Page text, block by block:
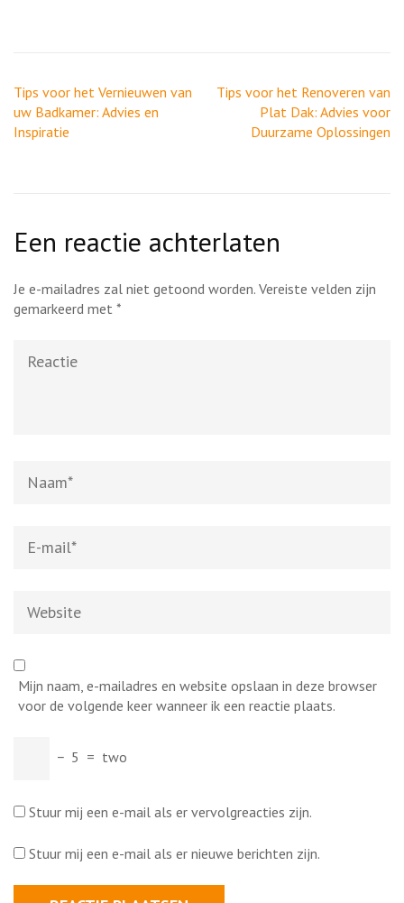
Berichtnavigatie
Tips voor het Vernieuwen van
uw Badkamer: Advies en
Inspiratie
Tips voor het Renoveren van
Plat Dak: Advies voor
Duurzame Oplossingen
Een reactie achterlaten
Je e-mailadres zal niet getoond worden. Vereiste velden zijn
gemarkeerd met *
mail*
Mijn naam, e-mailadres en website opslaan in deze browser
voor de volgende keer wanneer ik een reactie plaats.
− 5 = two
Stuur mij een e-mail als er vervolgreacties zijn.
Stuur mij een e-mail als er nieuwe berichten zijn.